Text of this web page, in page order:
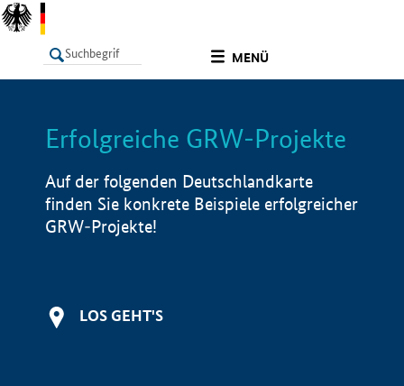
MENÜ
LISTE Info
Erfolgreiche GRW-Projekte
Auf der folgenden Deutschlandkarte
finden Sie konkrete Beispiele erfolgreicher
GRW-Projekte!
LOS GEHT'S